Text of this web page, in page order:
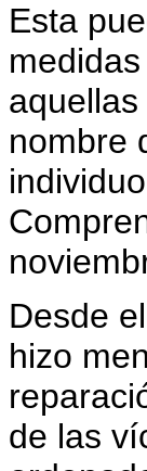
Esta
nombre
Desde
hizo
de las